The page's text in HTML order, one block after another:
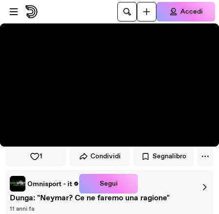
Vai al lettore
Passa al contenuto principale
Accedi
1 Condividi Segnalibro
Omnisport - it Segui
Dunga: "Neymar? Ce ne faremo una ragione"
11 anni fa